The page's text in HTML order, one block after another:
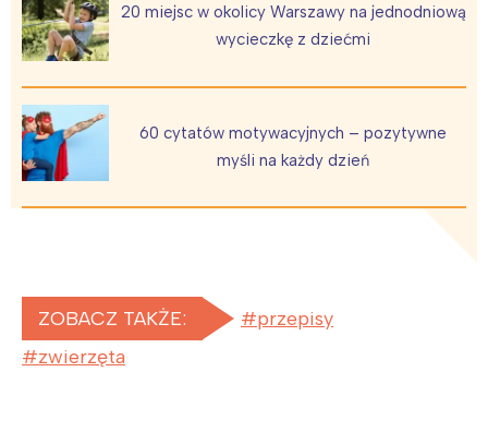
20 miejsc w okolicy Warszawy na jednodniową
wycieczkę z dziećmi
60 cytatów motywacyjnych – pozytywne
myśli na każdy dzień
ZOBACZ TAKŻE:
przepisy
zwierzęta